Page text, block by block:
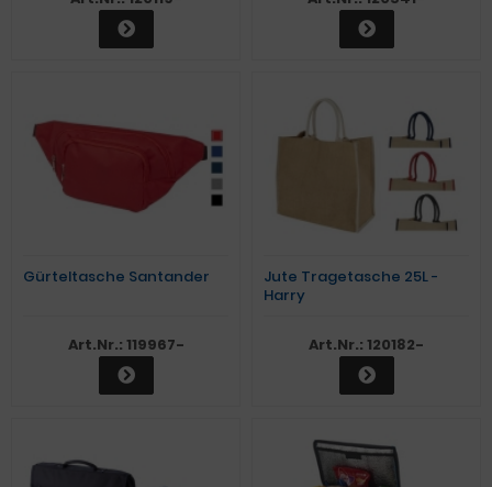
Gürteltasche Santander
Art.Nr.: 119967-
Jute Tragetasche 25L -
Harry
Art.Nr.: 120182-